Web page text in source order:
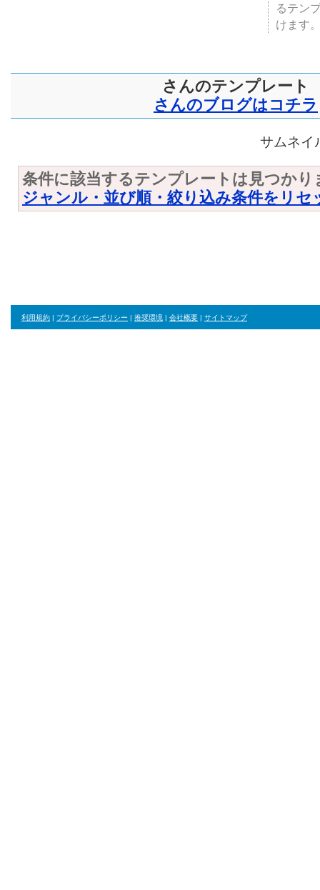
るテン
けます
さんのテンプレート
さんのブログはコチラ
サムネイ
条件に該当するテンプレートは見つかり
ジャンル・並び順・絞り込み条件をリセ
利用規約 | プライバシーポリシー | 推奨環境 | 会社概要 | サイトマップ